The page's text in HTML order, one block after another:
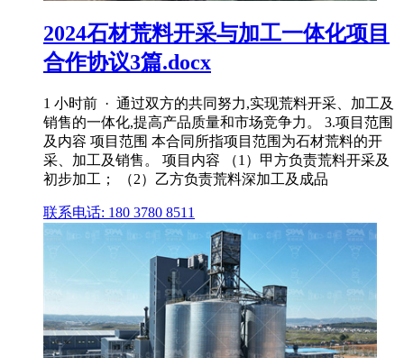
2024石材荒料开采与加工一体化项目
合作协议3篇.docx
1 小时前 · 通过双方的共同努力,实现荒料开采、加工及
销售的一体化,提高产品质量和市场竞争力。 3.项目范围
及内容 项目范围 本合同所指项目范围为石材荒料的开
采、加工及销售。 项目内容 （1）甲方负责荒料开采及
初步加工； （2）乙方负责荒料深加工及成品
联系电话: 180 3780 8511